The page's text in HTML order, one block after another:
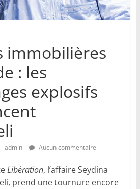
immobilières
: les
explosifs
admin Aucun commentaire
Libération, l’affaire Seydina
prend une tournure encore